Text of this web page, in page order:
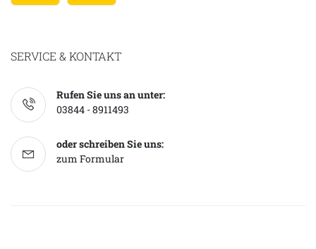
SERVICE & KONTAKT
Rufen Sie uns an unter:
03844 - 8911493
oder schreiben Sie uns:
zum Formular